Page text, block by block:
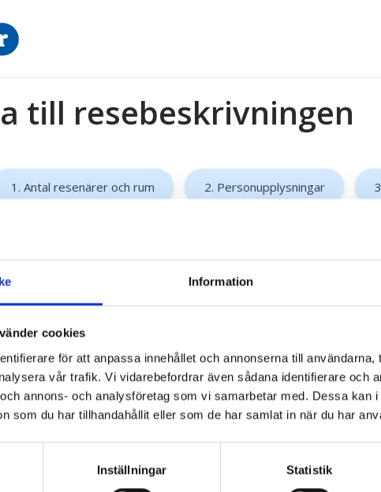
Information
cookies
för att anpassa innehållet och annonserna till användarna,
vår trafik. Vi vidarebefordrar även sådana identifierare och
annons- och analysföretag som vi samarbetar med. Dessa kan
som du har tillhandahållit eller som de har samlat in när du har
Inställningar Statistik
till resebeskrivningen
1. Antal resenärer och rum 2. Personupplysningar